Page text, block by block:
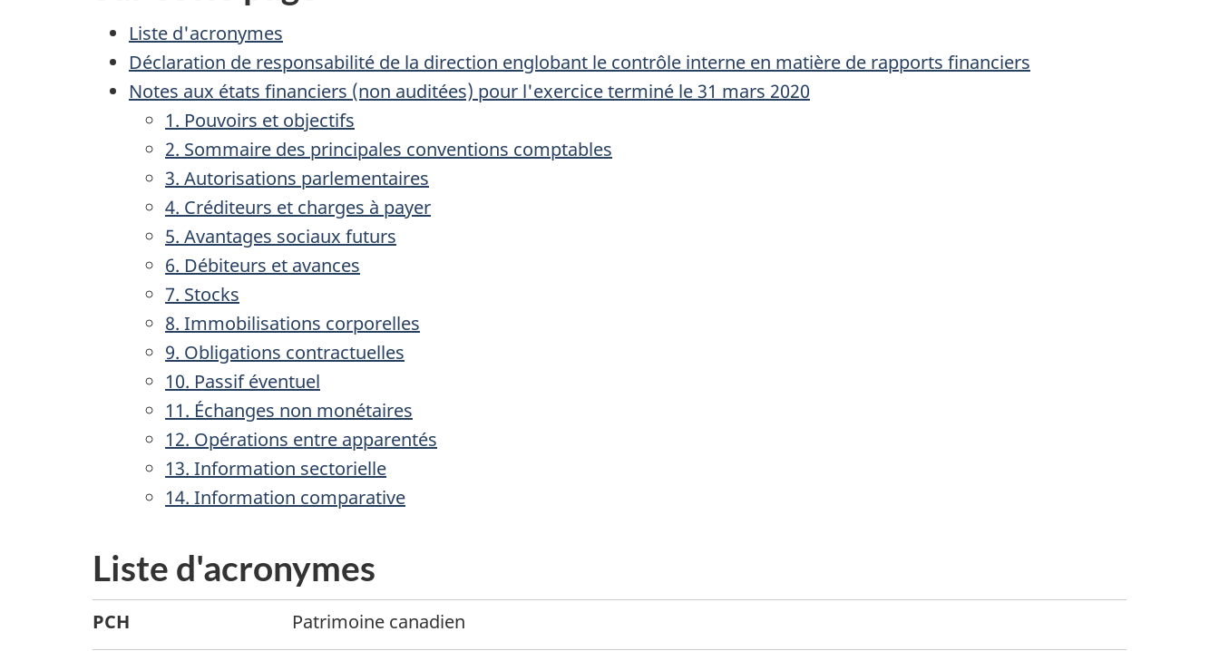
Liste d'acronymes
Déclaration de responsabilité de la direction englobant le contrôle interne en matière de rapports financiers
Notes aux états financiers (non auditées) pour l'exercice terminé le 31 mars 2020
1. Pouvoirs et objectifs
2. Sommaire des principales conventions comptables
3. Autorisations parlementaires
4. Créditeurs et charges à payer
5. Avantages sociaux futurs
6. Débiteurs et avances
7. Stocks
8. Immobilisations corporelles
9. Obligations contractuelles
10. Passif éventuel
11. Échanges non monétaires
12. Opérations entre apparentés
13. Information sectorielle
14. Information comparative
Liste d'acronymes
PCH Patrimoine canadien